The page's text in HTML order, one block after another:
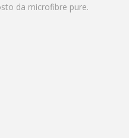
da microfibre pure.